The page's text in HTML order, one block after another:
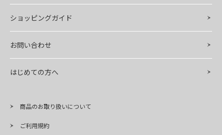
ショッピングガイド
お問い合わせ
はじめての方へ
商品のお取り扱いについて
ご利用規約